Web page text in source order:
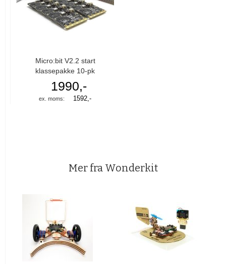
Micro:bit V2.2 start
klassepakke 10-pk
1990,-
1592,-
Mer fra Wonderkit